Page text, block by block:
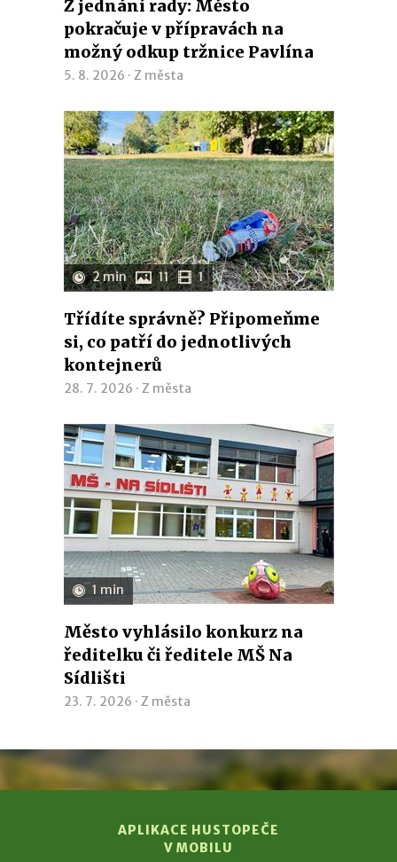
Z jednání rady: Město
pokračuje v přípravách na
možný odkup tržnice Pavlína
5. 8. 2026 · Z města
2 min 11 1
Třídíte správně? Připomeňme
si, co patří do jednotlivých
kontejnerů
28. 7. 2026 · Z města
1 min
Město vyhlásilo konkurz na
ředitelku či ředitele MŠ Na
Sídlišti
23. 7. 2026 · Z města
APLIKACE HUSTOPEČE
V MOBILU